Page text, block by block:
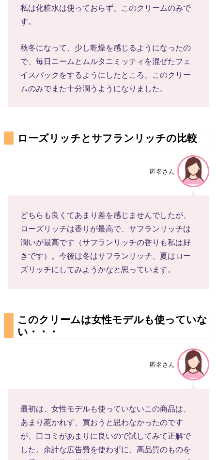
私は化粧水は使っておらず、このクリームのみで
す。
秋冬になって、少し乾燥を感じるようになったの
で、毎日ニームとムルタニミッティを混ぜたフェ
イスパックをするようにしたところ、このクリー
ムのみでまた十分潤うようになりました。
ローズリッチとサフランリッチの比較
匿名さん
どちらも良くてあまり差を感じませんでしたが、
ローズリッチは香りが最高で、サフランリッチは
潤いが最高です（サフランリッチの香りも私は好
きです）。今後は冬はサフランリッチ、夏はロー
ズリッチにしてみようかなと思っています。
このクリームは女性モデルも使っていな
い・・・
匿名さん
最初は、女性モデルも使っていないこの商品は、
あまり惹かれず、買おうと思わなかったのです
が、口コミがあまりに良いので試してみて正解で
した。余計な広告費を使わずに、高品質のものを